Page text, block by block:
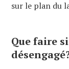
sur le plan du
Que faire